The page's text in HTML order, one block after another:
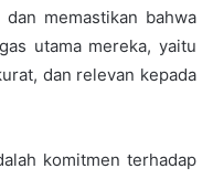
memastikan bahwa
utama mereka, yaitu
dan relevan kepada
komitmen terhadap